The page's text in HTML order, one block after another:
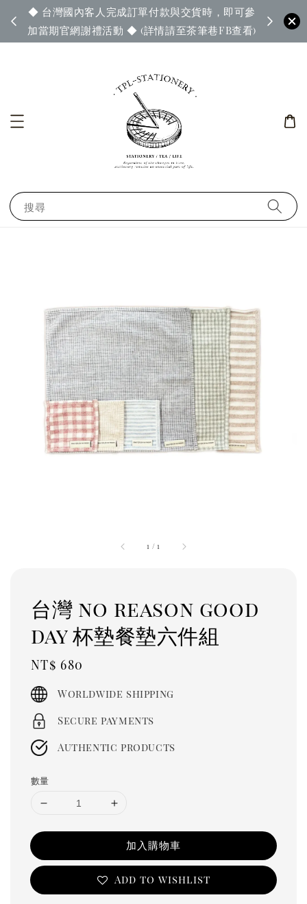
◆ 台灣國內客人完成訂單付款與交貨時，即可參
加當期官網謝禮活動 ◆ (詳情請至茶筆巷FB查看)
◆ 官
搜尋
1 /1
台灣 no reason good
day 杯墊餐墊六件組
Regular
price
NT$ 680
Worldwide shipping
Secure payments
Authentic products
數量
加入購物車
Add to wishlist